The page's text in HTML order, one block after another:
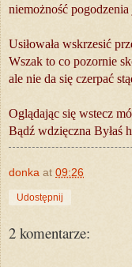
niemożność
Usiłowała wskrzesić
Wszak to co pozornie
ale nie da się czerpać
Oglądając się wstecz
Bądź wdzięczna Byłaś
donka at 09:26
Udostępnij
2 komentarze: